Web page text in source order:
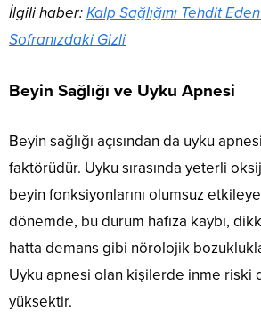
İlgili haber:Kalp Sağlığını Tehdit
Sofranızdaki Gizli
Beyin Sağlığı ve Uyku Apnesi
Beyin sağlığı açısından da uyku
faktörüdür. Uyku sırasında yeterli
beyin fonksiyonlarını olumsuz
dönemde, bu durum hafıza kaybı,
hatta demans gibi nörolojik
Uyku apnesi olan kişilerde inme riski
yüksektir.